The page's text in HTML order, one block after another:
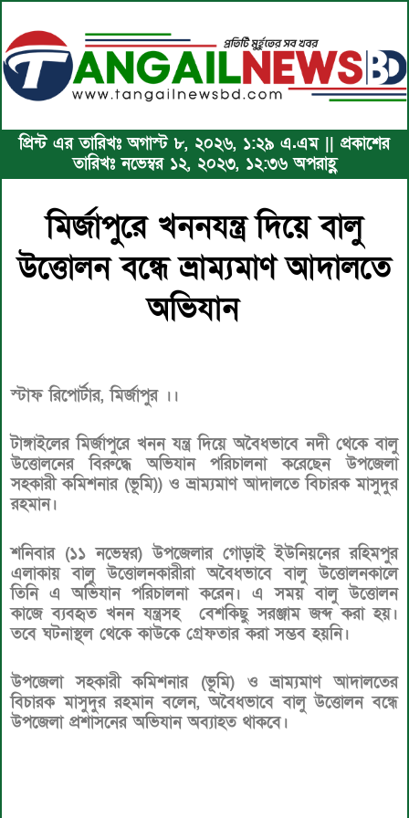
প্রিন্ট এর তারিখঃ অগাস্ট ৮, ২০২৬, ১:২৯ এ.এম || প্রকাশের
তারিখঃ নভেম্বর ১২, ২০২৩, ১২:৩৬ অপরাহ্ণ
মির্জাপুরে খননযন্ত্র দিয়ে বালু
উত্তোলন বন্ধে ভ্রাম্যমাণ আদালতে
অভিযান
স্টাফ রিপোর্টার, মির্জাপুর ।।
টাঙ্গাইলের মির্জাপুরে খনন যন্ত্র দিয়ে অবৈধভাবে নদী থেকে বালু
উত্তোলনের বিরুদ্ধে অভিযান পরিচালনা করেছেন উপজেলা
সহকারী কমিশনার (ভূমি)) ও ভ্রাম্যমাণ আদালতে বিচারক মাসুদুর
রহমান।
শনিবার (১১ নভেম্বর) উপজেলার গোড়াই ইউনিয়নের রহিমপুর
এলাকায় বালু উত্তোলনকারীরা অবৈধভাবে বালু উত্তোলনকালে
তিনি এ অভিযান পরিচালনা করেন। এ সময় বালু উত্তোলন
কাজে ব্যবহৃত খনন যন্ত্রসহ বেশকিছু সরঞ্জাম জব্দ করা হয়।
তবে ঘটনাস্থল থেকে কাউকে গ্রেফতার করা সম্ভব হয়নি।
উপজেলা সহকারী কমিশনার (ভূমি) ও ভ্রাম্যমাণ আদালতের
বিচারক মাসুদুর রহমান বলেন, অবৈধভাবে বালু উত্তোলন বন্ধে
উপজেলা প্রশাসনের অভিযান অব্যাহত থাকবে।